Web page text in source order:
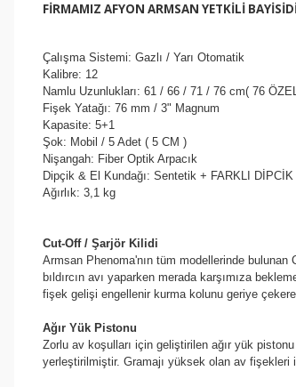
FİRMAMIZ AFYON ARMSAN YETKİLİ
Çalışma Sistemi: Gazlı / Yarı Otomatik
Kalibre: 12
Namlu Uzunlukları: 61 / 66 / 71 / 76 cm( 76
Fişek Yatağı: 76 mm / 3" Magnum
Kapasite: 5+1
Şok: Mobil / 5 Adet ( 5 CM )
Nişangah: Fiber Optik Arpacık
Dipçik & El Kundağı: Sentetik + FARKLI
Ağırlık: 3,1 kg
Cut-Off / Şarjör Kilidi
Armsan Phenoma'nın tüm modellerinde
bıldırcın avı yaparken merada karşımıza
fişek gelişi engellenir kurma kolunu geriye
Ağır Yük Pistonu
Zorlu av koşulları için geliştirilen ağır yük
yerleştirilmiştir. Gramajı yüksek olan av fişekleri